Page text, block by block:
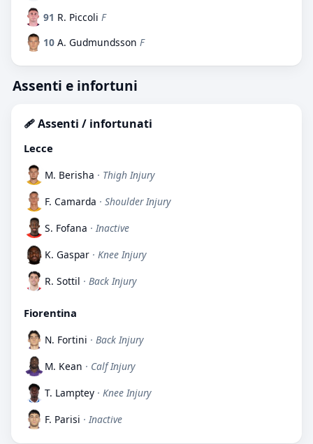
91 R. Piccoli F
10 A. Gudmundsson F
Assenti e infortuni
🩹 Assenti / infortunati
Lecce
M. Berisha · Thigh Injury
F. Camarda · Shoulder Injury
S. Fofana · Inactive
K. Gaspar · Knee Injury
R. Sottil · Back Injury
Fiorentina
N. Fortini · Back Injury
M. Kean · Calf Injury
T. Lamptey · Knee Injury
F. Parisi · Inactive